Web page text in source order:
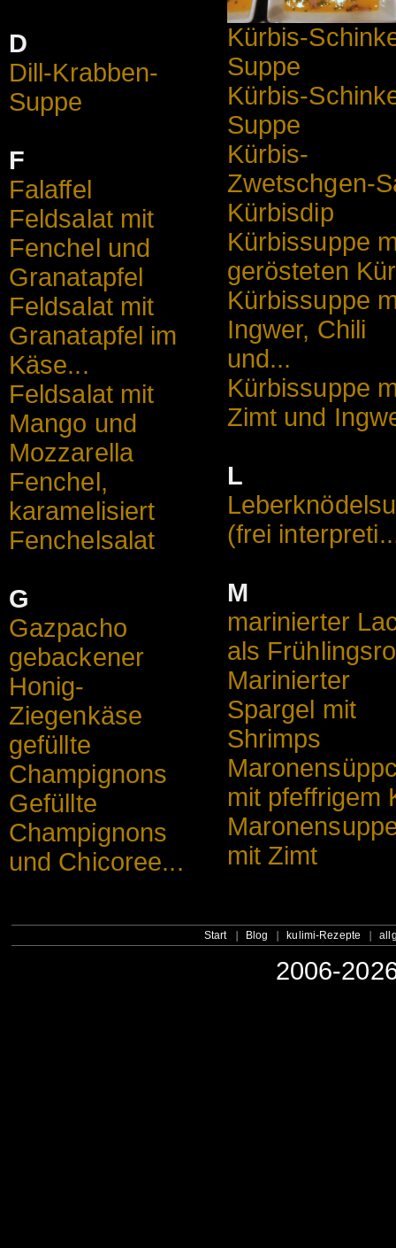
D
Dill-Krabben-
Suppe
F
Falaffel
Feldsalat mit
Fenchel und
Granatapfel
Feldsalat mit
Granatapfel im
Käse...
Feldsalat mit
Mango und
Mozzarella
Fenchel,
karamelisiert
Fenchelsalat
G
Gazpacho
gebackener
Honig-
Ziegenkäse
gefüllte
Champignons
Gefüllte
Champignons
und Chicoree...
Kürbis-
Suppe
Kürbis-
Suppe
Kürbis-
Zwetschgen-
Kürbisdip
Kürbissuppe
gerösteten
Kürbissuppe
Ingwer, Chili
und...
Kürbissuppe
Zimt und
L
(frei
M
marinierter
als
Marinierter
Spargel mit
Shrimps
mit pfeffrigem
mit Zimt
Start Blog kulimi-Rezepte
2006-